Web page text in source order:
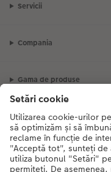
Servicii
Compania
Gama de produse
CEWE Fotolumea